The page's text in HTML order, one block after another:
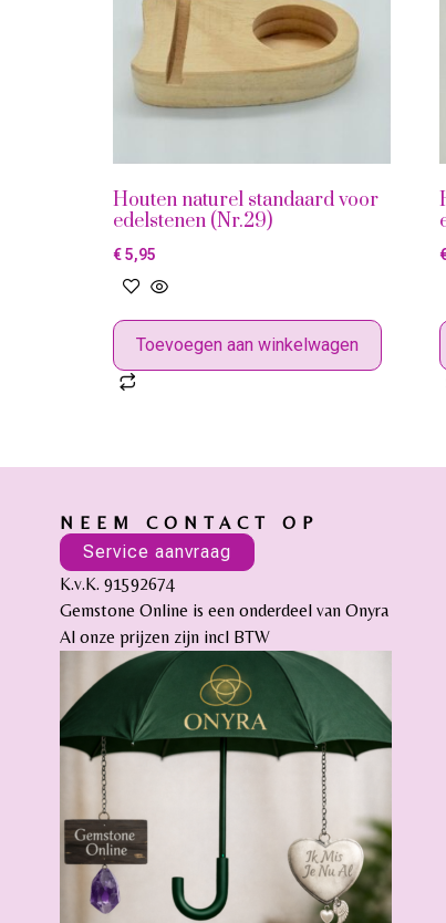
Houten naturel standaard voor
edelstenen (Nr.29)
€5,95
Toevoegen aan winkelwagen
NEEM CONTACT OP
Service aanvraag
K.v.K. 91592674
Gemstone Online is een onderdeel van Onyra
Al onze prijzen zijn incl BTW